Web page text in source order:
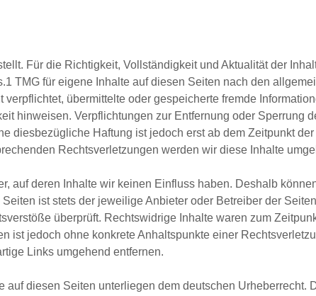
Für die Richtigkeit, Vollständigkeit und Aktualität der
TMG für eigene Inhalte auf diesen Seiten nach den
übermittelte oder gespeicherte fremde
hinweisen. Verpflichtungen zur Entfernung oder Sperrung
diesbezügliche Haftung ist jedoch erst ab dem Zeitpunkt
Rechtsverletzungen werden wir diese Inhalte
auf deren Inhalte wir keinen Einfluss haben. Deshalb
ist stets der jeweilige Anbieter oder Betreiber der
überprüft. Rechtswidrige Inhalte waren zum
ist jedoch ohne konkrete Anhaltspunkte einer
Links umgehend entfernen.
diesen Seiten unterliegen dem deutschen Urheberrecht.